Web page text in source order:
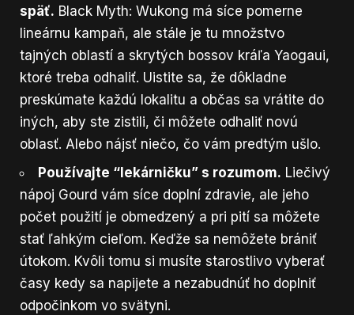
späť. Black Myth: Wukong má síce pomerne
lineárnu kampaň, ale stále je tu množstvo
tajných oblastí a skrytých bossov kráľa Yaogaui,
ktoré treba odhaliť. Uistite sa, že dôkladne
preskúmate každú lokalitu a občas sa vrátite do
iných, aby ste zistili, či môžete odhaliť novú
oblasť. Alebo nájsť niečo, čo vám predtým ušlo.
Používajte “lekárničku” s rozumom. Liečivý
nápoj Gourd vám síce doplní zdravie, ale jeho
počet použití je obmedzený a pri pití sa môžete
stať ľahkým cieľom. Keďže sa nemôžete brániť
útokom. Kvôli tomu si musíte starostlivo vyberať
časy kedy sa napijete a nezabudnúť ho doplniť
odpočinkom vo svätyni.